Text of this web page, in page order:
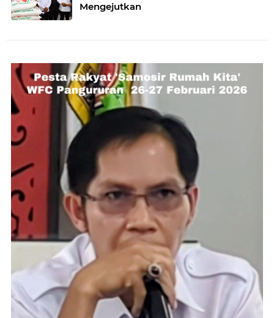
Mengejutkan